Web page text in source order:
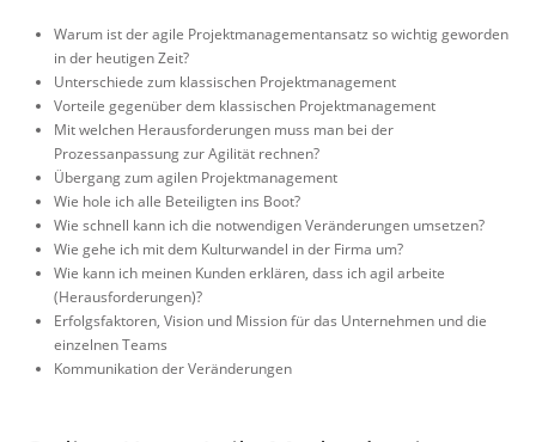
Warum ist der agile Projektmanagementansatz so wichtig geworden
in der heutigen Zeit?
Unterschiede zum klassischen Projektmanagement
Vorteile gegenüber dem klassischen Projektmanagement
Mit welchen Herausforderungen muss man bei der
Prozessanpassung zur Agilität rechnen?
Übergang zum agilen Projektmanagement
Wie hole ich alle Beteiligten ins Boot?
Wie schnell kann ich die notwendigen Veränderungen umsetzen?
Wie gehe ich mit dem Kulturwandel in der Firma um?
Wie kann ich meinen Kunden erklären, dass ich agil arbeite
(Herausforderungen)?
Erfolgsfaktoren, Vision und Mission für das Unternehmen und die
einzelnen Teams
Kommunikation der Veränderungen